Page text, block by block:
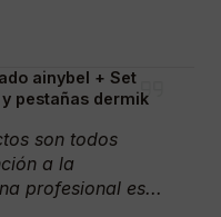
ainybel + Set
pestañas dermik
son todos
a la
profesional es...